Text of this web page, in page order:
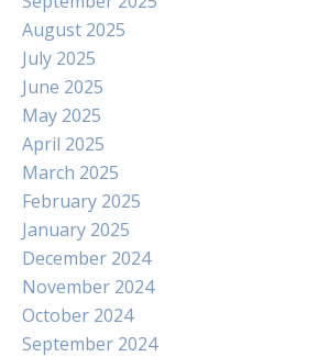
August 2025
July 2025
June 2025
May 2025
April 2025
March 2025
February 2025
January 2025
December 2024
November 2024
October 2024
September 2024